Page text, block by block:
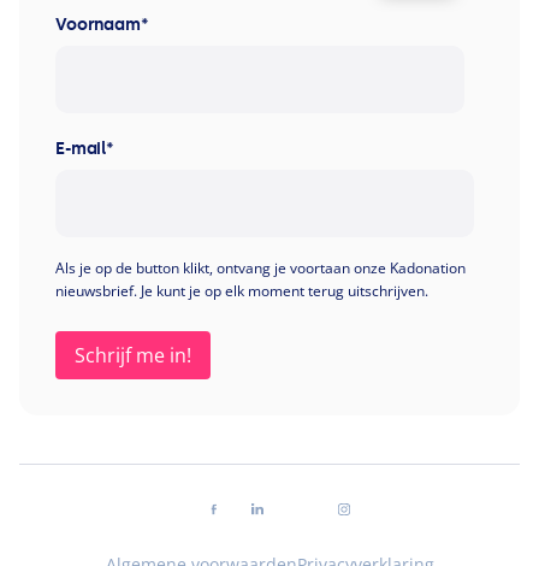
Voornaam*
E-mail*
Als je op de button klikt, ontvang je voortaan onze Kadonation
nieuwsbrief. Je kunt je op elk moment terug uitschrijven.
Volg ons op facebook
Volg ons op linkedin
Volg ons op youtube
Volg ons op